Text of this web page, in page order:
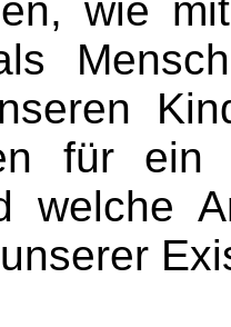
wie
für ein
welche